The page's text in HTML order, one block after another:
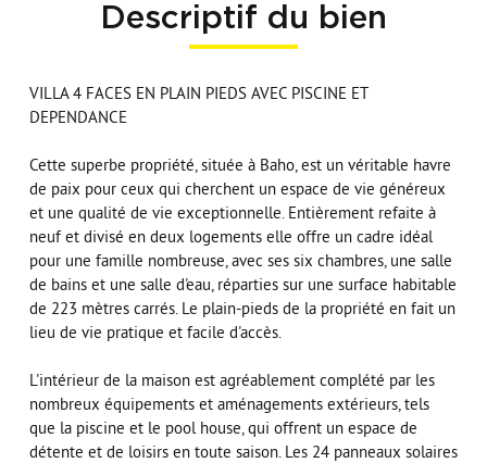
Descriptif du bien
VILLA 4 FACES EN PLAIN PIEDS AVEC PISCINE ET
DEPENDANCE
Cette superbe propriété, située à Baho, est un véritable havre
de paix pour ceux qui cherchent un espace de vie généreux
et une qualité de vie exceptionnelle. Entièrement refaite à
neuf et divisé en deux logements elle offre un cadre idéal
pour une famille nombreuse, avec ses six chambres, une salle
de bains et une salle d'eau, réparties sur une surface habitable
de 223 mètres carrés. Le plain-pieds de la propriété en fait un
lieu de vie pratique et facile d'accès.
L'intérieur de la maison est agréablement complété par les
nombreux équipements et aménagements extérieurs, tels
que la piscine et le pool house, qui offrent un espace de
détente et de loisirs en toute saison. Les 24 panneaux solaires